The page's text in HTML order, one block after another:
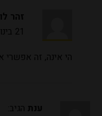
זהר
21 בינואר 2020 בשעה 7:58
הי אינה, זה אפשרי
ענת הגיב: